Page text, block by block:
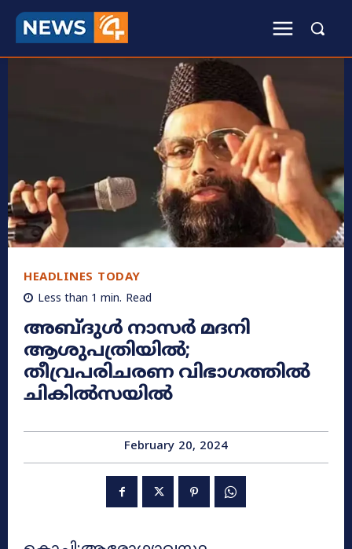
HEADLINES TODAY
Less than 1 min. Read
അബ്ദുൾ നാസർ മദനി
ആശുപത്രിയിൽ;
തീവ്രപരിചരണ വിഭാഗത്തിൽ
ചികിൽസയിൽ
February 20, 2024